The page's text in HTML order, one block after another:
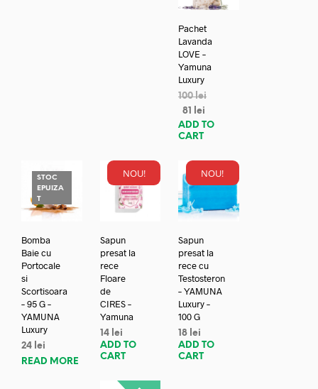
Pachet
Lavanda
LOVE –
Yamuna
Luxury
100lei
81
lei
ADD TO
CART
STOC
EPUIZA
T
Bomba
Baie cu
Portocale
si
Scortisoara
– 95 G –
YAMUNA
Luxury
24 lei
READ MORE
NOU!
Sapun
presat la
rece
Floare
de
CIRES –
Yamuna
14 lei
ADD TO
CART
NOU!
Sapun
presat la
rece cu
Testosteron
– YAMUNA
Luxury –
100 G
18 lei
ADD TO
CART